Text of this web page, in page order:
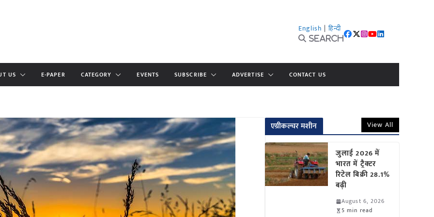
English | हिन्दी
Search
US E-PAPER CATEGORY EVENTS SUBSCRIBE ADVERTISE CONTACT US
एग्रीकल्चर मशीन View All
जुलाई 2026 में
भारत में ट्रैक्टर
रिटेल बिक्री 28.1%
बढ़ी
August 6, 2026
5 min read